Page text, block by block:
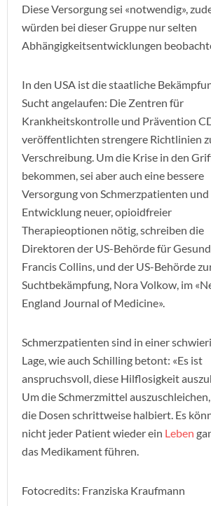
Diese Versorgung sei «notwendig»,
würden bei dieser Gruppe nur selten
Abhängigkeitsentwicklungen
In den USA ist die staatliche
Sucht angelaufen: Die Zentren für
Krankheitskontrolle und Prävention
veröffentlichten strengere Richtlinien
Verschreibung. Um die Krise in den
bekommen, sei aber auch eine bessere
Versorgung von Schmerzpatienten und
Entwicklung neuer, opioidfreier
Therapieoptionen nötig, schreiben die
Direktoren der US-Behörde für
Francis Collins, und der US-Behörde
Suchtbekämpfung, Nora Volkow, im
England Journal of Medicine».
Schmerzpatienten sind in einer
Lage, wie auch Schilling betont: «Es ist
anspruchsvoll, diese Hilflosigkeit
Um die Schmerzmittel
die Dosen schrittweise halbiert. Es
nicht jeder Patient wieder ein Leben
das Medikament führen.
Fotocredits: Franziska Kraufmann